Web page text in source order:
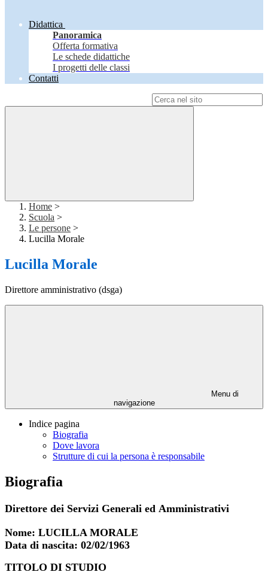
Didattica
Panoramica
Offerta formativa
Le schede didattiche
I progetti delle classi
Contatti
Home >
Scuola >
Le persone >
Lucilla Morale
Lucilla Morale
Direttore amministrativo (dsga)
Menu di
navigazione
Indice pagina
Biografia
Dove lavora
Strutture di cui la persona è responsabile
Biografia
Direttore dei Servizi Generali ed Amministrativi
Nome: LUCILLA MORALE
Data di nascita: 02/02/1963
TITOLO DI STUDIO